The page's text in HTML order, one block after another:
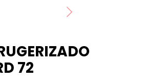
72